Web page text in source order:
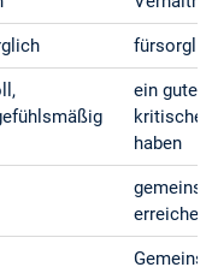
ein gutes
kritische
haben
erreichen